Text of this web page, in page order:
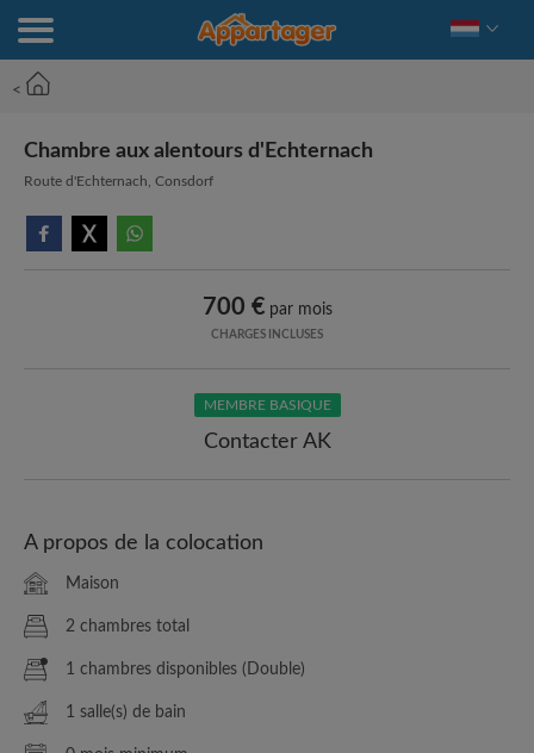
<
Chambre aux alentours d'Echternach
Route d'Echternach, Consdorf
700 € par mois
CHARGES INCLUSES
MEMBRE BASIQUE
Contacter AK
A propos de la colocation
Maison
2 chambres total
1 chambres disponibles (Double)
1 salle(s) de bain